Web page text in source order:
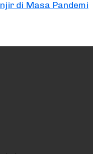
di Masa Pandemi